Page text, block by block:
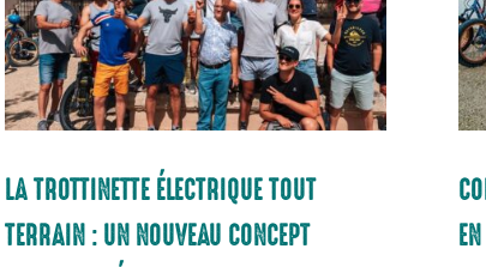
LA TROTTINETTE ÉLECTRIQUE TOUT
TERRAIN : UN NOUVEAU CONCEPT